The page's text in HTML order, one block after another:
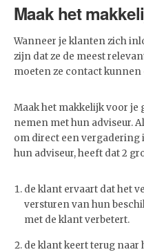
Maak het
Wanneer je klanten zich
zijn dat ze de meest
moeten ze contact
Maak het makkelijk voor je
nemen met hun adviseur.
om direct een vergadering
hun adviseur, heeft dat 2
de klant ervaart dat het
versturen van hun
met de klant verbetert.
de klant keert terug naar